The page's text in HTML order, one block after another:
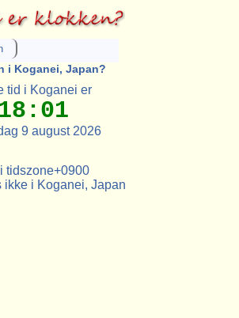
i Koganei, Japan?
tid i Koganei er
9 august 2026
tidszone+0900
ikke i Koganei, Japan